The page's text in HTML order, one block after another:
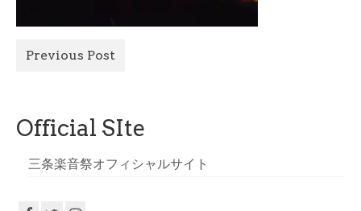
Previous Post
Official SIte
三条楽音祭オフィシャルサイト